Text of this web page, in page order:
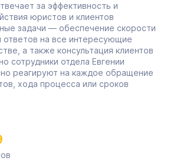
за эффективность и
юристов и клиентов
задачи — обеспечение скорости
ответов на все интересующие
а также консультация клиентов
сотрудники отдела Евгении
реагируют на каждое обращение
хода процесса или сроков